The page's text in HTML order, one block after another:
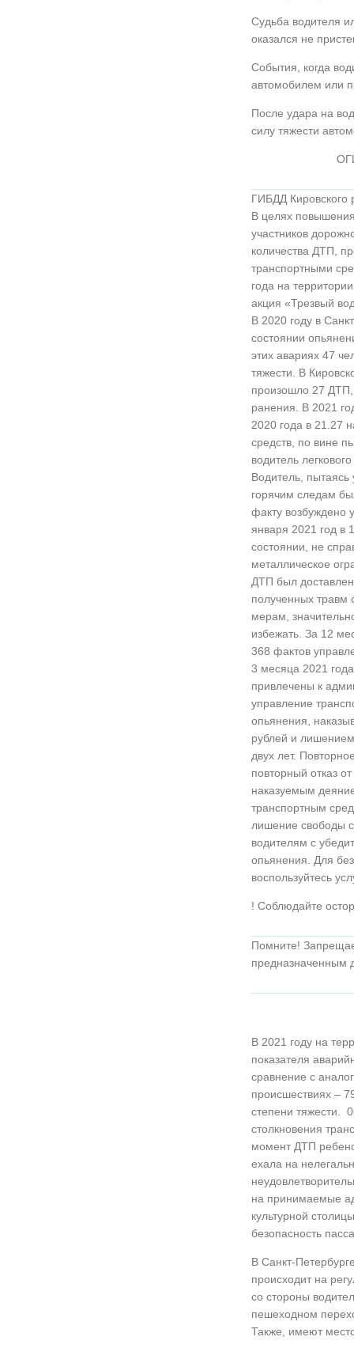
Судьба водителя
оказался не
События, когда
автомобилем или
После удара на
силу тяжести
ГИБДД
В целях
участников
количества ДТП,
транспортными
года на
акция «Трезвый
В 2020 году в
состоянии
этих авариях 47
тяжести. В
произошло 27 ДТП,
ранения. В 2021
2020 года в 21.27
средств, по вине
водитель
Водитель, пытаясь
горячим следам
факту возбуждено
января 2021 год в
состоянии, не
металлическое
ДТП был доставлен
полученных травм
мерам,
избежать. За 12
368 фактов
3 месяца 2021
привлечены к
управление
опьянения,
рублей и
двух лет.
повторный отказ
наказуемым
транспортным
лишение свободы
водителям с
опьянения. Для
воспользуйтесь
! Соблюдайте
Помните!
предназначенным
В 2021 году на
показателя
сравнение с
происшествиях –
степени тяжести.
столкновения
момент ДТП
ехала на
на принимаемые
культурной
безопасность
В Санкт-
происходит на
со стороны
пешеходном
Также, имеют